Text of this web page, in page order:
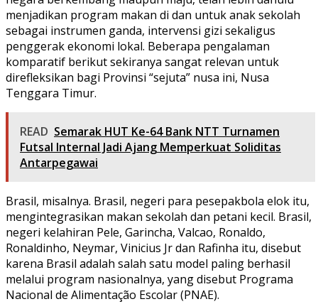
menjadikan program makan di dan untuk anak sekolah
sebagai instrumen ganda, intervensi gizi sekaligus
penggerak ekonomi lokal. Beberapa pengalaman
komparatif berikut sekiranya sangat relevan untuk
direfleksikan bagi Provinsi “sejuta” nusa ini, Nusa
Tenggara Timur.
READ Semarak HUT Ke-64 Bank NTT Turnamen
Futsal Internal Jadi Ajang Memperkuat Soliditas
Antarpegawai
Brasil, misalnya. Brasil, negeri para pesepakbola elok itu,
mengintegrasikan makan sekolah dan petani kecil. Brasil,
negeri kelahiran Pele, Garincha, Valcao, Ronaldo,
Ronaldinho, Neymar, Vinicius Jr dan Rafinha itu, disebut
karena Brasil adalah salah satu model paling berhasil
melalui program nasionalnya, yang disebut Programa
Nacional de Alimentação Escolar (PNAE).